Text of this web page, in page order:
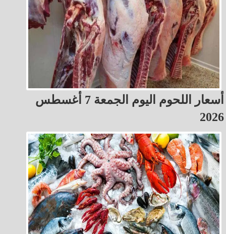
أسعار اللحوم اليوم الجمعة 7 أغسطس
2026